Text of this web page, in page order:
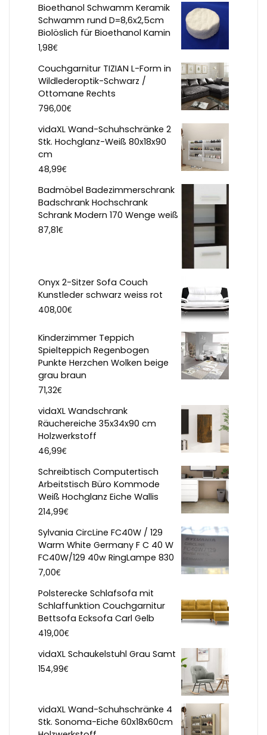
Bioethanol Schwamm Keramik
Schwamm rund D=8,6x2,5cm
Biolöslich für Bioethanol Kamin
1,98€
Couchgarnitur TIZIAN L-Form in
Wildlederoptik-Schwarz /
Ottomane Rechts
796,00€
vidaXL Wand-Schuhschränke 2
Stk. Hochglanz-Weiß 80x18x90
cm
48,99€
Badmöbel Badezimmerschrank
Badschrank Hochschrank
Schrank Modern 170 Wenge weiß
87,81€
Onyx 2-Sitzer Sofa Couch
Kunstleder schwarz weiss rot
408,00€
Kinderzimmer Teppich
Spielteppich Regenbogen
Punkte Herzchen Wolken beige
grau braun
71,32€
vidaXL Wandschrank
Räuchereiche 35x34x90 cm
Holzwerkstoff
46,99€
Schreibtisch Computertisch
Arbeitstisch Büro Kommode
Weiß Hochglanz Eiche Wallis
214,99€
Sylvania CircLine FC40W / 129
Warm White Germany F C 40 W
FC40W/129 40w RingLampe 830
7,00€
Polsterecke Schlafsofa mit
Schlaffunktion Couchgarnitur
Bettsofa Ecksofa Carl Gelb
419,00€
vidaXL Schaukelstuhl Grau Samt
154,99€
vidaXL Wand-Schuhschränke 4
Stk. Sonoma-Eiche 60x18x60cm